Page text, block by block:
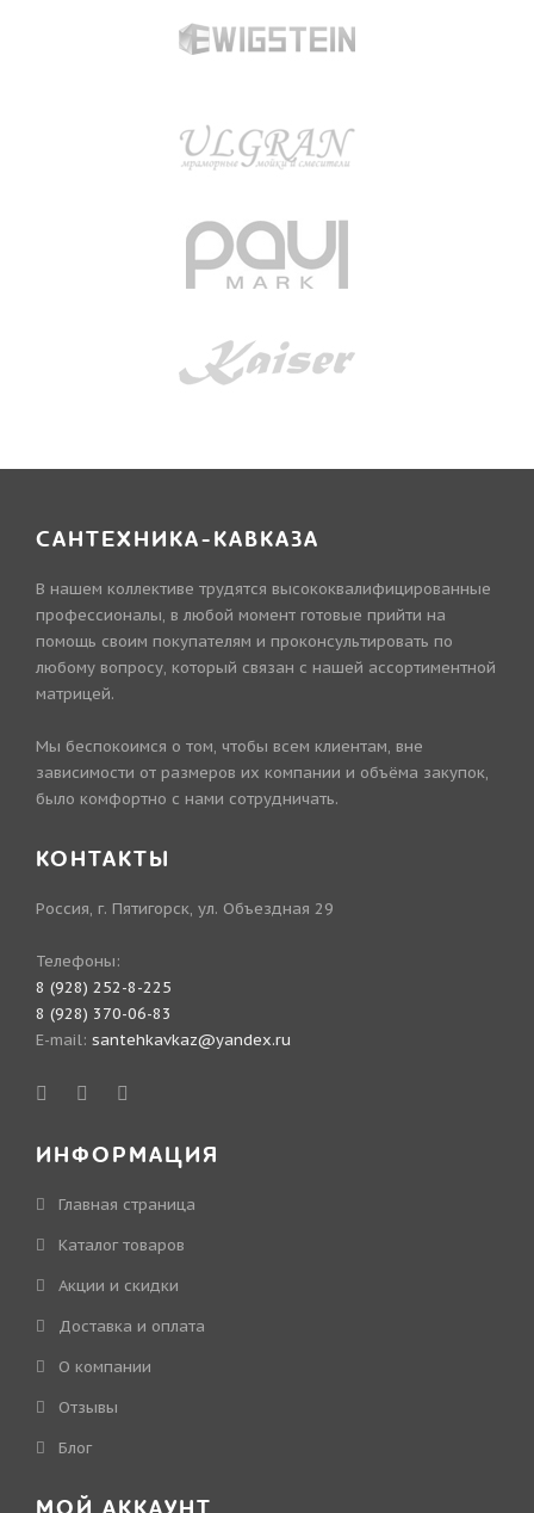
САНТЕХНИКА-КАВКАЗА
В нашем коллективе трудятся высококвалифицированные
профессионалы, в любой момент готовые прийти на
помощь своим покупателям и проконсультировать по
любому вопросу, который связан с нашей ассортиментной
матрицей.
Мы беспокоимся о том, чтобы всем клиентам, вне
зависимости от размеров их компании и объёма закупок,
было комфортно с нами сотрудничать.
КОНТАКТЫ
Россия, г. Пятигорск, ул. Объездная 29
Телефоны:
8 (928) 252-8-225
8 (928) 370-06-83
E-mail: santehkavkaz@yandex.ru
ИНФОРМАЦИЯ
Главная страница
Каталог товаров
Акции и скидки
Доставка и оплата
О компании
Отзывы
Блог